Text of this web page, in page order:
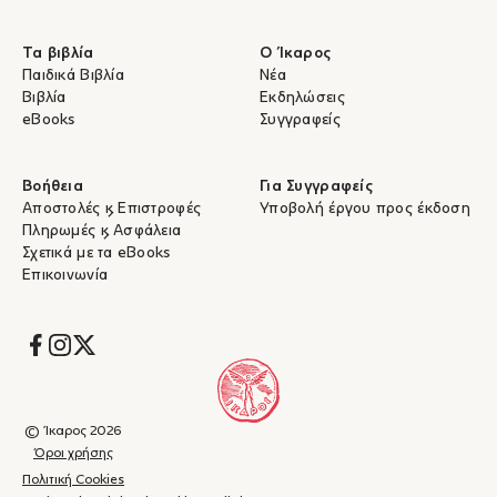
Τα βιβλία
Παιδικά Βιβλία
Βιβλία
eBooks
Ο Ίκαρος
Νέα
Εκδηλώσεις
Συγγραφείς
Βοήθεια
Αποστολές & Επιστροφές
Πληρωμές & Ασφάλεια
Σχετικά με τα eBooks
Επικοινωνία
Για Συγγραφείς
Υποβολή έργου προς έκδοση
Socials
© Ίκαρος 2026
Όροι χρήσης
Πολιτική Cookies